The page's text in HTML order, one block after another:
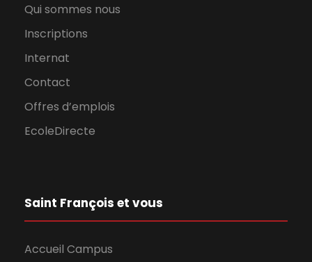
Qui sommes nous
Inscriptions
Internat
Contact
Offres d’emplois
EcoleDirecte
Saint François et vous
Accueil Campus